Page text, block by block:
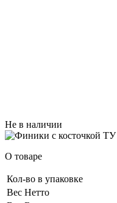
Не в наличии
О товаре
Кол-во в упаковке
Вес Нетто